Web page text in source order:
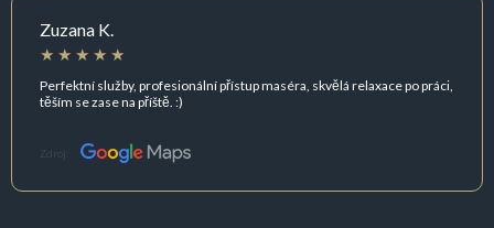
Zuzana K.
Perfektní služby, profesionální přístup maséra, skvělá relaxace po práci,
těším se zase na příště. :)
Zdroj: